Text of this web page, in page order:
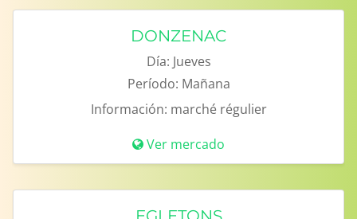
DONZENAC
Día: Jueves
Período: Mañana
Información: marché régulier
Ver mercado